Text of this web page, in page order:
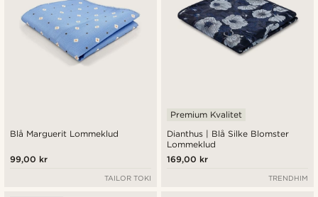
Blå Marguerit Lommeklud
99,00 kr
TAILOR TOKI
Dianthus | Blå Silke Blomster
Lommeklud
Premium Kvalitet
169,00 kr
TRENDHIM